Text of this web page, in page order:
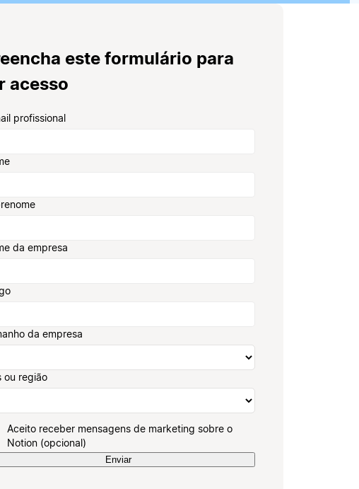
este formulário para
acesso
profissional
da empresa
da empresa
ou região
Aceito receber mensagens de marketing sobre o
Notion (opcional)
Enviar